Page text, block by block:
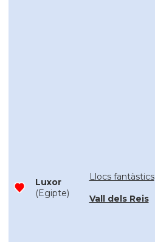
Luxor
(Egipte)
Llocs fantàstics
Vall dels Reis